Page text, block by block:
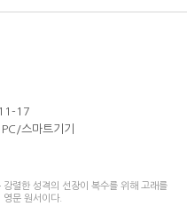
17
스마트기기
렬한 성격의 선장이 복수를 위해 고래를
문 원서이다.